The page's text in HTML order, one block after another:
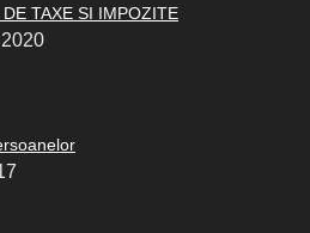
TAXE SI IMPOZITE